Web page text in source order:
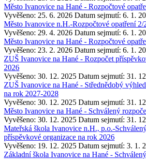
Město Ivanovice na Hané - Rozpočtové
Vyvěšeno: 25. 6. 2026 Datum sejmutí: 6. 1.
Město Ivanovice n.H.-Rozpočtové opatření 2/
Vyvěšeno: 29. 4. 2026 Datum sejmutí: 6. 1.
Město Ivanovice na Hané - Rozpočtové
Vyvěšeno: 23. 2. 2026 Datum sejmutí: 6. 1.
ZUŠ Ivanovice na Hané - Rozpočet
2026
Vyvěšeno: 30. 12. 2025 Datum sejmutí: 31.
ZUŠ Ivanovice na Hané - Střednědobý
na rok 2027-2028
Vyvěšeno: 30. 12. 2025 Datum sejmutí: 31.
Město Ivanovice na Hané - Schválený
Vyvěšeno: 30. 12. 2025 Datum sejmutí: 31.
Mateřská škola Ivanovice n.H., p.o.-
příspěvkové organizace na rok 2026
Vyvěšeno: 19. 12. 2025 Datum sejmutí: 3. 1.
Základní škola Ivanovice na Hané -